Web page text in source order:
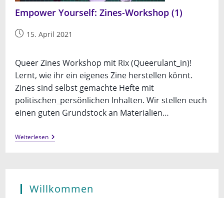
Empower Yourself: Zines-Workshop (1)
Beitrag15. April 2021
Queer Zines Workshop mit Rix (Queerulant_in)!
Lernt, wie ihr ein eigenes Zine herstellen könnt.
Zines sind selbst gemachte Hefte mit
politischen_persönlichen Inhalten. Wir stellen euch
einen guten Grundstock an Materialien…
WeiterlesenEmpower
Yourself:
Willkommen